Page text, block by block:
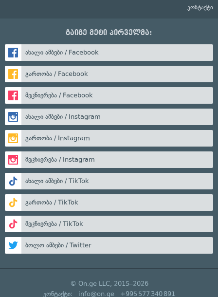
კონტაქტი
გაიგე მეტი პირველმა:
ახალი ამბები / Facebook
გართობა / Facebook
მეცნიერება / Facebook
ახალი ამბები / Instagram
გართობა / Instagram
მეცნიერება / Instagram
ახალი ამბები / TikTok
გართობა / TikTok
მეცნიერება / TikTok
ბოლო ამბები / Twitter
© On.ge LLC, 2015–2026
კონტაქტი: info@on.ge +995 577 340 891